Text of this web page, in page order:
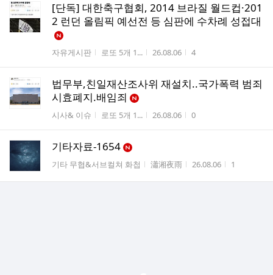
[단독] 대한축구협회, 2014 브라질 월드컵·201
2 런던 올림픽 예선전 등 심판에 수차례 성접대
게시판명
자유게시판 작성자
로또 5개 1... 작성시간
26.08.06 조회수
4
법무부,친일재산조사위 재설치..국가폭력 범죄
시효폐지.배임죄
게시판명
시사& 이슈 작성자
로또 5개 1... 작성시간
26.08.06 조회수
0
기타자료-1654
게시판명
기타 무협&서브컬쳐 화첩 작성자
瀟湘夜雨 작성시간
26.08.06 조회수
1